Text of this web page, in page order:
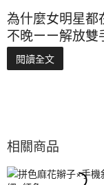
為什麼女明星都
不晚ーー解放
閱讀全文
相關商品